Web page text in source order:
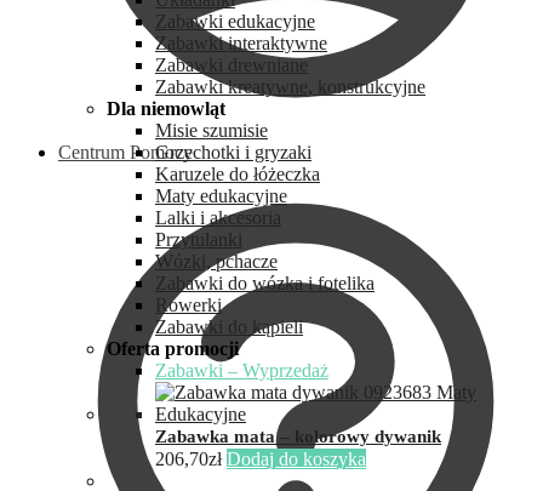
Centrum Pomocy
Zabawki edukacyjne
Zabawki interaktywne
Zabawki drewniane
Zabawki kreatywne, konstrukcyjne
Dla niemowląt
Misie szumisie
Grzechotki i gryzaki
Karuzele do łóżeczka
Maty edukacyjne
Lalki i akcesoria
Przytulanki
Wózki, pchacze
Zabawki do wózka i fotelika
Rowerki
Zabawki do kąpieli
Oferta promocji
Zabawki – Wyprzedaż
Zabawka mata – kolorowy dywanik
206,70zł Dodaj do koszyka